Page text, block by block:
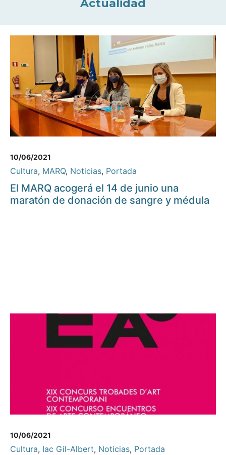
Actualidad
10/06/2021
Cultura, MARQ, Noticias, Portada
El MARQ acogerá el 14 de junio una
maratón de donación de sangre y médula
10/06/2021
Cultura, Iac Gil-Albert, Noticias, Portada